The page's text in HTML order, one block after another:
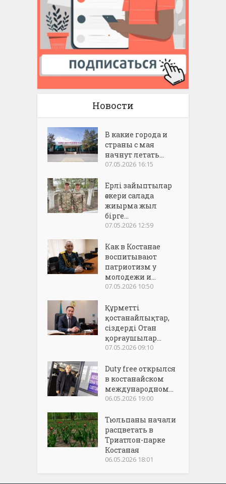
Новости
В какие города и
страны с мая
начнут летать...
07.05.2026 16:15
Ерлі зайыптылар
әскери салада
жиырма жыл
бірге...
07.05.2026 12:59
Как в Костанае
воспитывают
патриотизм у
молодежи и...
07.05.2026 10:50
Құрметті
қостанайлықтар,
сіздерді Отан
қорғаушылар...
07.05.2026 09:10
Duty free открылся
в костанайском
международном...
06.05.2026 19:00
Тюльпаны начали
расцветать в
Триатлон-парке
Костаная
06.05.2026 18:01